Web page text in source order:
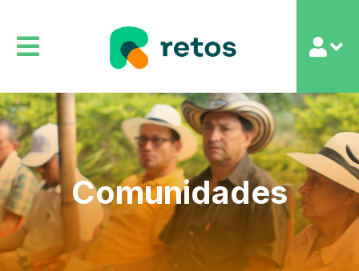
Comunidades